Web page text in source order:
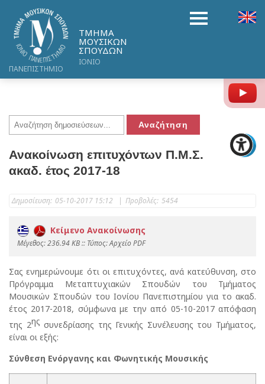
ΤΜΗΜΑ
ΜΟΥΣΙΚΩΝ
ΣΠΟΥΔΩΝ
ΙΟΝΙΟ
ΠΑΝΕΠΙΣΤΗΜΙΟ
Ανακοίνωση επιτυχόντων Π.Μ.Σ.
ακαδ. έτος 2017-18
Δημοσίευση: 05-10-2017 15:12 | Προβολές: 5454
Κείμενο Ανακοίνωσης
Mέγεθος: 236.94 KB :: Τύπος: Αρχείο PDF
Σας ενημερώνουμε ότι οι επιτυχόντες, ανά κατεύθυνση, στο
Πρόγραμμα Μεταπτυχιακών Σπουδών του Τμήματος
Μουσικών Σπουδών του Ιονίου Πανεπιστημίου για το ακαδ.
έτος 2017-2018, σύμφωνα με την από 05-10-2017 απόφαση
της 2ης συνεδρίασης της Γενικής Συνέλευσης του Τμήματος,
είναι οι εξής:
Σύνθεση Ενόργανης και Φωνητικής Μουσικής